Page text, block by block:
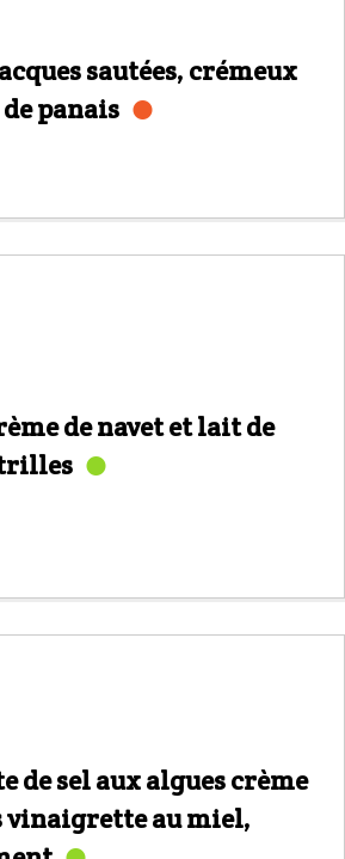
sautées, crémeux
panais
de navet et lait de
de sel aux algues crème
vinaigrette au miel,